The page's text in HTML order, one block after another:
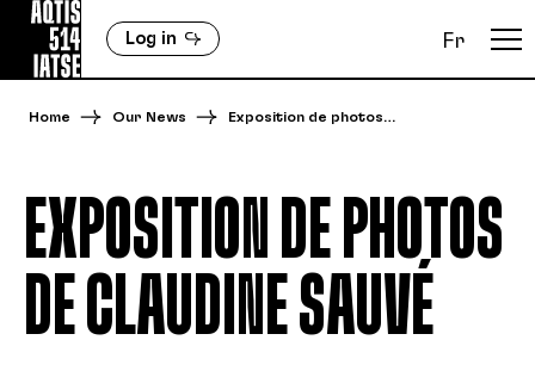
Log in Fr
Home Our News Exposition de photos…
EXPOSITION DE PHOTOS
DE CLAUDINE SAUVÉ